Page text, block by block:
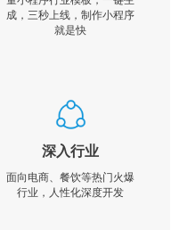
成，三秒上线，制作小程序
就是快
深入行业
面向电商、餐饮等热门火爆
行业，人性化深度开发